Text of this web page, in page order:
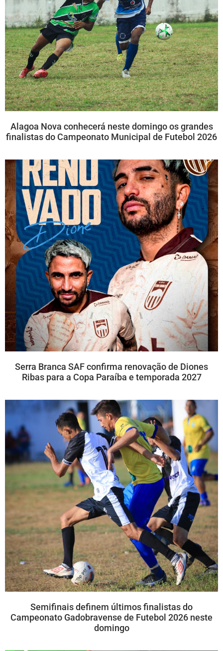
Alagoa Nova conhecerá neste domingo os grandes
finalistas do Campeonato Municipal de Futebol 2026
Serra Branca SAF confirma renovação de Diones
Ribas para a Copa Paraíba e temporada 2027
Semifinais definem últimos finalistas do
Campeonato Gadobravense de Futebol 2026 neste
domingo